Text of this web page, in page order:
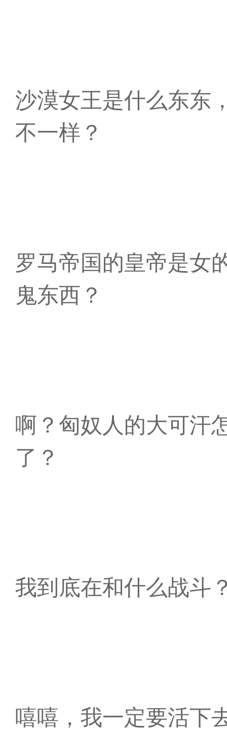
沙漠女王是什么东东
不一样？
罗马帝国的皇帝是女
鬼东西？
啊？匈奴人的大可汗
了？
我到底在和什么战斗
嘻嘻，我一定要活下